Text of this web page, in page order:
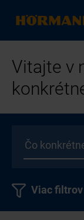
Vitajte v
Viac filtrov